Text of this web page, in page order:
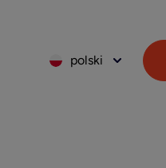
polski